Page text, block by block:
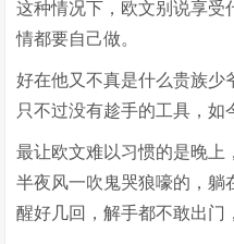
这种情况下，欧文别说享受
情都要自己做。
好在他又不真是什么贵族少
只不过没有趁手的工具，如
最让欧文难以习惯的是晚上
半夜风一吹鬼哭狼嚎的，躺
醒好几回，解手都不敢出门